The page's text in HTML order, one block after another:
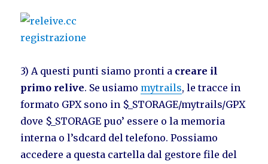
3) A questi punti siamo pronti a creare il
primo relive. Se usiamo mytrails, le tracce in
formato GPX sono in $_STORAGE/mytrails/GPX
dove $_STORAGE puo’ essere o la memoria
interna o l’sdcard del telefono. Possiamo
accedere a questa cartella dal gestore file del